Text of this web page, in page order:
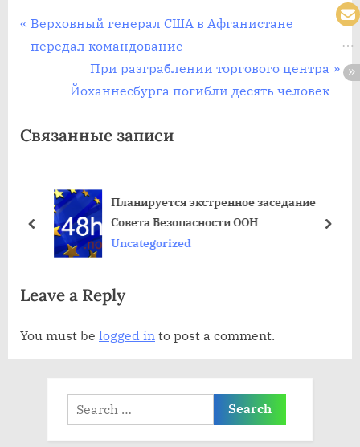
Post
navigation
П
р
д
у
я
п
с
Верховный генерал США в Афганистане
передал командование
С
л
д
у
щ
а
я
а
и
:
При разграблении торгового центра
Йоханнесбурга погибли десять человек
Связанные записи
Планируется экстренное заседание
Совета Безопасности ООН
Uncategorized
пред
Leave a Reply
You must be logged in to post a comment.
Search
for: